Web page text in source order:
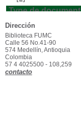
Type de document
texto impreso
Dirección
Biblioteca FUMC
Calle 56 No.41-90
574 Medellín, Antioquia
Colombia
57 4 4025500 - 108,259
contacto